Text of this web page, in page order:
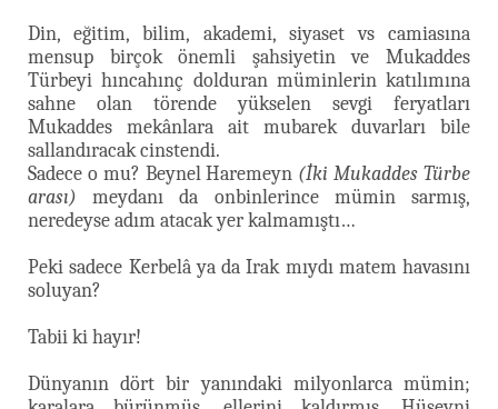
Din, eğitim, bilim, akademi, siyaset vs camiasına
mensup birçok önemli şahsiyetin ve Mukaddes
Türbeyi hıncahınç dolduran müminlerin katılımına
sahne olan törende yükselen sevgi feryatları
Mukaddes mekânlara ait mubarek duvarları bile
sallandıracak cinstendi.
Sadece o mu? Beynel Haremeyn (İki Mukaddes Türbe
arası)meydanı da onbinlerince mümin sarmış,
neredeyse adım atacak yer kalmamıştı…
Peki sadece Kerbelâ ya da Irak mıydı matem havasını
soluyan?
Tabii ki hayır!
Dünyanın dört bir yanındaki milyonlarca mümin;